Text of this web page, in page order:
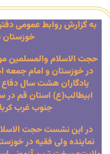
به گزارش روابط عمومی
خوزستان
حجت الاسلام والمسلمین
در خوزستان و امام جمعه
ابیطالب(ع) استان قم در
جنوب غرب
در این نشست حجت
نماینده ولی فقیه در